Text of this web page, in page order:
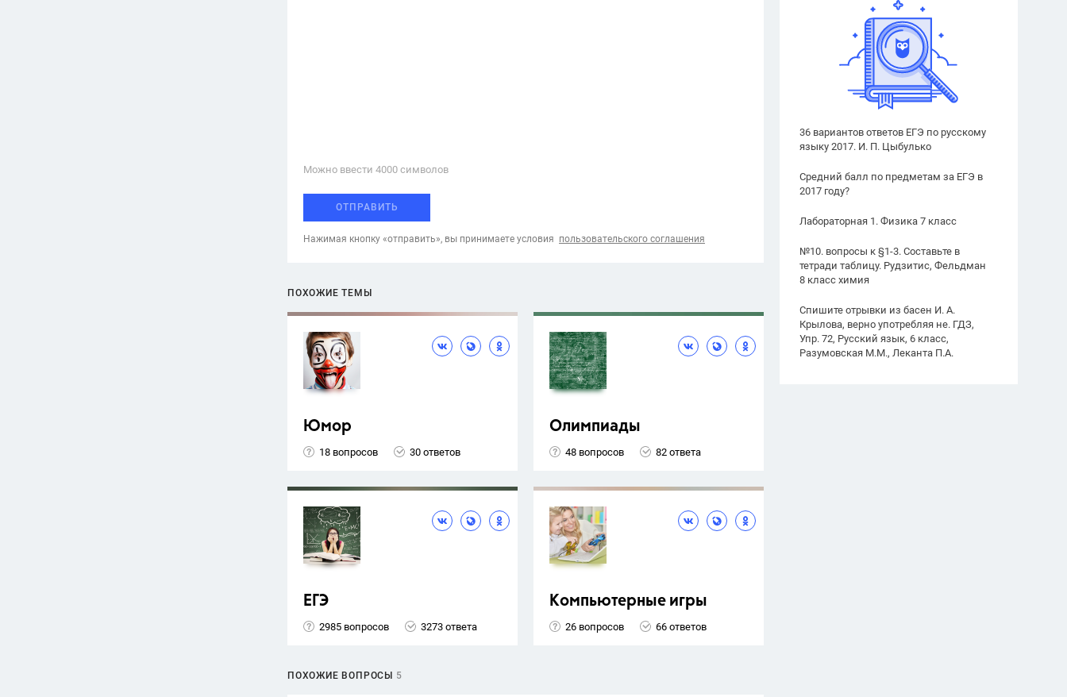
36 вариантов ответов ЕГЭ по русскому
языку 2017. И. П. Цыбулько
Средний балл по предметам за ЕГЭ в
2017 году?
Лабораторная 1. Физика 7 класс
№10. вопросы к §1-3. Составьте в
тетради таблицу. Рудзитис, Фельдман
8 класс химия
Спишите отрывки из басен И. А.
Крылова, верно употребляя не. ГДЗ,
Упр. 72, Русский язык, 6 класс,
Разумовская М.М., Леканта П.А.
Можно ввести 4000 cимволов
ОТПРАВИТЬ
Нажимая кнопку «отправить», вы принимаете условия пользовательского соглашения
ПОХОЖИЕ ТЕМЫ
Юмор
18 вопросов 30 ответов
Олимпиады
48 вопросов 82 ответа
ЕГЭ
2985 вопросов 3273 ответа
Компьютерные игры
26 вопросов 66 ответов
ПОХОЖИЕ ВОПРОСЫ 5